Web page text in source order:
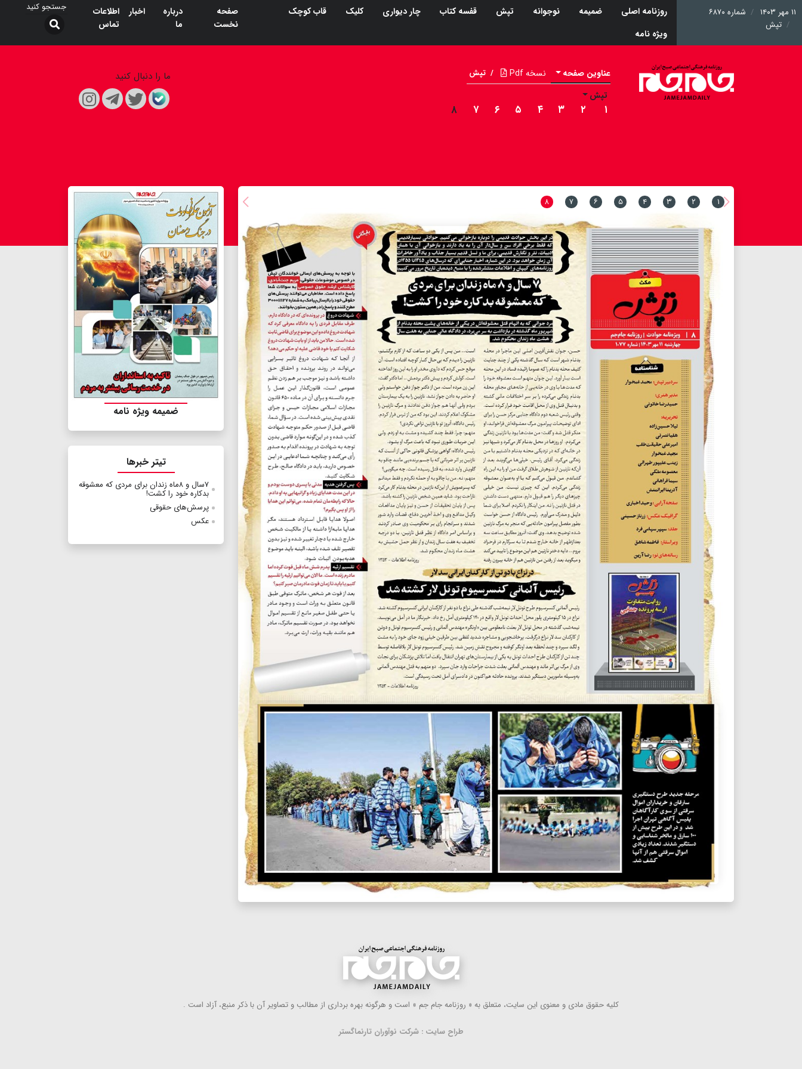
۱۱ مهر ۱۴۰۳
شماره ۶۸۷۰
تپش
روزنامه اصلی ضمیمه نوجوانه تپش قفسه کتاب چار دیواری کلیک
قاب کوچک
ویژه نامه
صفحه
نخست
درباره
ما
اخبار
اطلاعات
تماس
عناوین صفحه نسخه Pdf / تپش
تپش
۱ ۲ ۳ ۴ ۵ ۶ ۷ ۸
ما را دنبال کنید
۱ ۲ ۳ ۴ ۵ ۶ ۷ ۸
ضمیمه ویژه نامه
تیتر خبرها
۷سال و ۸ماه زندان برای مردی که معشوقه
بدکاره خود را کشت!
پرسش‌های حقوقی
عکس
كلیه حقوق مادی و معنوی این سایت، متعلق به « روزنامه جام جم » است و هرگونه بهره ‌برداری از مطالب و تصاویر آن با ذكر منبع، آزاد است .
طراح سایت : شرکت نوآوران تارنماگستر